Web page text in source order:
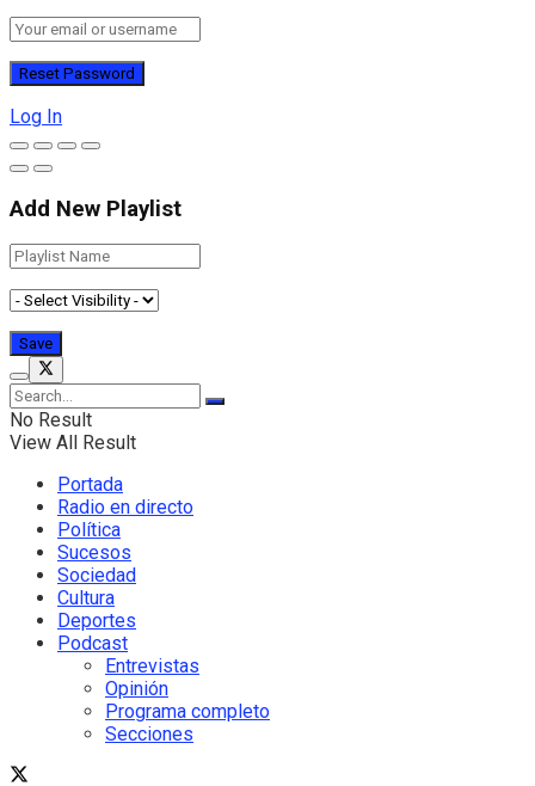
Log In
Add New Playlist
No Result
View All Result
Portada
Radio en directo
Política
Sucesos
Sociedad
Cultura
Deportes
Podcast
Entrevistas
Opinión
Programa completo
Secciones